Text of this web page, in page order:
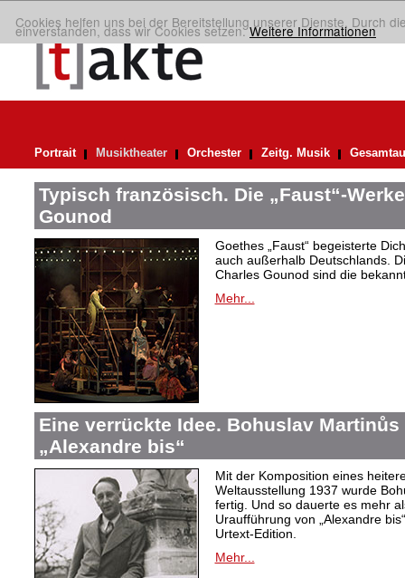
Cookies helfen uns bei der Bereitstellung unserer Dienste. Durch
einverstanden, dass wir Cookies setzen.Weitere Informationen
Portrait Musiktheater Orchester Zeitg. Musik
Typisch französisch. Die „Faust“-
Gounod
Goethes „Faust“ begeisterte
auch außerhalb Deutschlands.
Charles Gounod sind die
Mehr...
Eine verrückte Idee. Bohuslav
„Alexandre bis“
Mit der Komposition eines
Weltausstellung 1937 wurde
fertig. Und so dauerte es mehr
Uraufführung von „Alexandre
Urtext-Edition.
Mehr...